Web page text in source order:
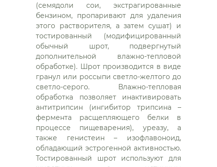
(семядоли сои, экстрагированные
бензином, пропаривают для удаления
этого растворителя, а затем сушат) и
тостированный (модифицированный
обычный шрот, подвергнутый
дополнительной влажно-тепловой
обработке). Шрот производится в виде
гранул или россыпи светло-желтого до
светло-серого. Влажно-тепловая
обработка позволяет инактивировать
антитрипсин (ингибитор трипсина –
фермента расщепляющего белки в
процессе пищеварения), уреазу, а
также генистеин – изофлавоноид,
обладающий эстрогенной активностью.
Тостированный шрот используют для